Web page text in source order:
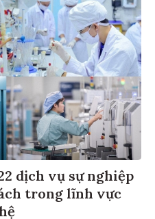
dịch vụ sự nghiệp
trong lĩnh vực